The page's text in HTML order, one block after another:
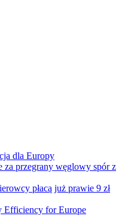
dla Europy
za przegrany węglowy spór z
płacą już prawie 9 zł
Efficiency for Europe